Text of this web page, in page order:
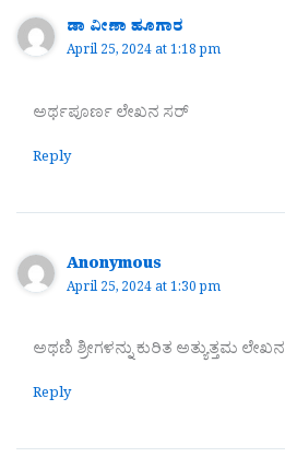
ಡಾ ವೀಣಾ ಹೂಗಾರ
April 25, 2024 at 1:18 pm
ಅರ್ಥಪೂರ್ಣ ಲೇಖನ ಸರ್
Reply
Anonymous
April 25, 2024 at 1:30 pm
ಅಥಣಿ ಶ್ರೀಗಳನ್ನು ಕುರಿತ ಅತ್ಯುತ್ತಮ ಲೇಖನ
Reply